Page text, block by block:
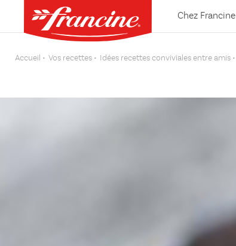
Chez Francine
Accueil Vos recettes Idées recettes conviviales entre amis